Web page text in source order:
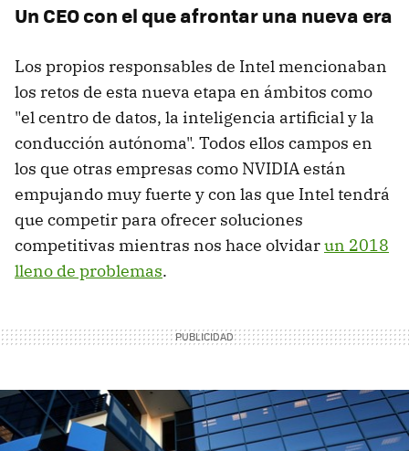
Un CEO con el que afrontar una nueva era
Los propios responsables de Intel mencionaban
los retos de esta nueva etapa en ámbitos como
"el centro de datos, la inteligencia artificial y la
conducción autónoma". Todos ellos campos en
los que otras empresas como NVIDIA están
empujando muy fuerte y con las que Intel tendrá
que competir para ofrecer soluciones
competitivas mientras nos hace olvidarun 2018
lleno de problemas.